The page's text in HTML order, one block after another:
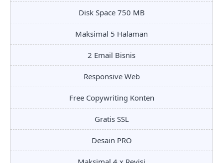
Disk Space 750 MB
Maksimal 5 Halaman
2 Email Bisnis
Responsive Web
Free Copywriting Konten
Gratis SSL
Desain PRO